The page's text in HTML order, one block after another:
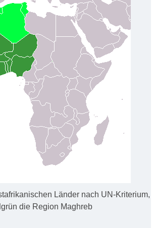
Länder nach UN-Kriterium,
die Region Maghreb